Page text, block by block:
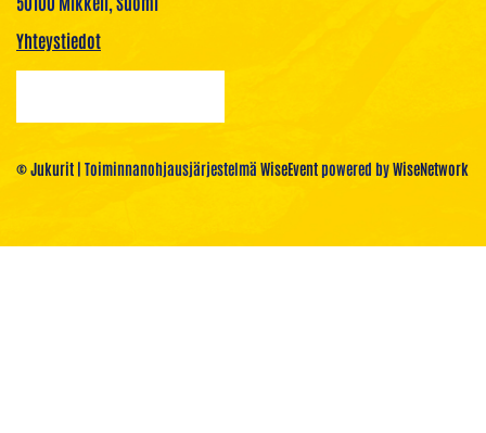
Yhteystiedot
© Jukurit | Toiminnanohjausjärjestelmä WiseEventpowered byWiseNetwork